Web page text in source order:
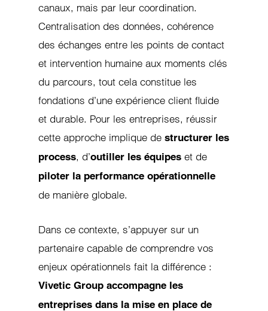
canaux, mais par leur coordination.
Centralisation des données, cohérence
des échanges entre les points de contact
et intervention humaine aux moments clés
du parcours, tout cela constitue les
fondations d’une expérience client fluide
et durable. Pour les entreprises, réussir
cette approche implique destructurer les
process, d’outiller les équipeset de
piloter la performance opérationnelle
de manière globale.
Dans ce contexte, s’appuyer sur un
partenaire capable de comprendre vos
enjeux opérationnels fait la différence :
Vivetic Group accompagne les
entreprises dans la mise en place de